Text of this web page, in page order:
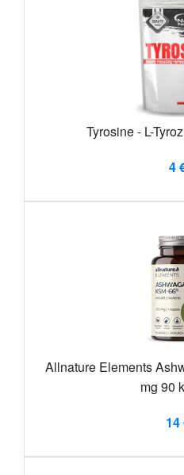
Tyrosine - L-
4
Allnature Elements
mg 90
14